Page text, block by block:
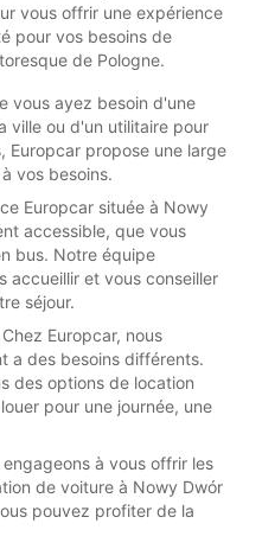
vous offrir une expérience
pour vos besoins de
de Pologne.
vous ayez besoin d'une
ville ou d'un utilitaire pour
Europcar propose une large
vos besoins.
Europcar située à Nowy
accessible, que vous
bus. Notre équipe
accueillir et vous conseiller
séjour.
Europcar, nous
a des besoins différents.
des options de location
pour une journée, une
à vous offrir les
de voiture à Nowy Dwór
pouvez profiter de la